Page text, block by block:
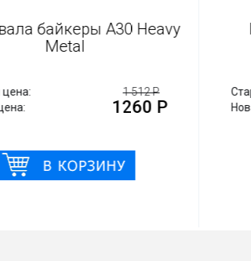
байкеры А30 Heavy
Metal
цена:
1 512 Р
цена:
1260 Р